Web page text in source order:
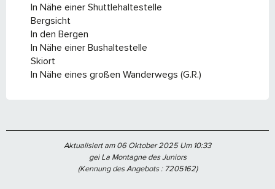
In Nähe einer Shuttlehaltestelle
Bergsicht
In den Bergen
In Nähe einer Bushaltestelle
Skiort
In Nähe eines großen Wanderwegs (G.R.)
Aktualisiert am 06 Oktober 2025 Um 10:33
gei La Montagne des Juniors
(Kennung des Angebots :7205162)